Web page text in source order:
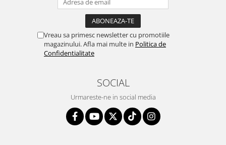
Vreau sa primesc newsletter cu promotiile
magazinului. Afla mai multe in Politica de
Confidentialitate
SOCIAL
Urmareste-ne in social media